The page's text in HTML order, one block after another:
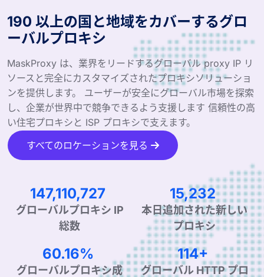
190 以上の国と地域をカバーするグロ
ーバルプロキシ
MaskProxy は、業界をリードするグローバル proxy IP リ
ソースと完全にカスタマイズされたプロキシソリューショ
ンを提供します。 ユーザーが安全にグローバル市場を探索
し、企業が世界中で競争できるよう支援します 信頼性の高
い住宅プロキシと ISP プロキシで支えます。
すべてのロケーションを見る
237,554,514
グローバルプロキシ IP
総数
24,597
本日追加された新しい
プロキシ
97.15%
グローバルプロキシ成
184+
グローバル HTTP プロ